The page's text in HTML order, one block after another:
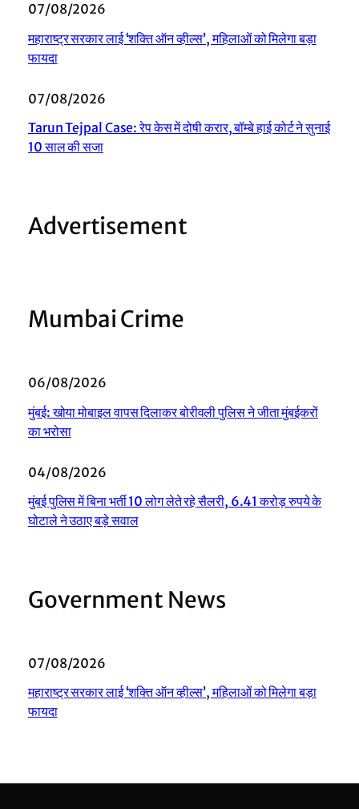
07/08/2026
महाराष्ट्र सरकार लाई ‘शक्ति ऑन व्हील्स’, महिलाओं को मिलेगा बड़ा
फायदा
07/08/2026
Tarun Tejpal Case: रेप केस में दोषी करार, बॉम्बे हाई कोर्ट ने सुनाई
10 साल की सजा
Advertisement
Mumbai Crime
06/08/2026
मुंबई: खोया मोबाइल वापस दिलाकर बोरीवली पुलिस ने जीता मुंबईकरों
का भरोसा
04/08/2026
मुंबई पुलिस में बिना भर्ती 10 लोग लेते रहे सैलरी, 6.41 करोड़ रुपये के
घोटाले ने उठाए बड़े सवाल
Government News
07/08/2026
महाराष्ट्र सरकार लाई ‘शक्ति ऑन व्हील्स’, महिलाओं को मिलेगा बड़ा
फायदा